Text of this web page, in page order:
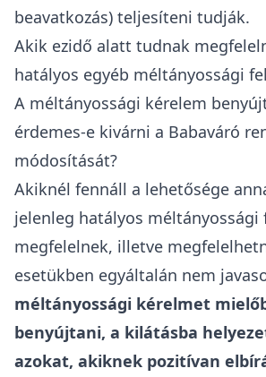
beavatkozás) teljesíteni tudják.
Akik ezidő alatt tudnak
hatályos egyéb méltányossági
A méltányossági kérelem
érdemes-e kivárni a Babaváró
módosítását?
Akiknél fennáll a lehetősége
jelenleg hatályos
megfelelnek, illetve
esetükben egyáltalán nem
méltányossági kérelmet
benyújtani, a kilátásba
azokat, akiknek pozitívan